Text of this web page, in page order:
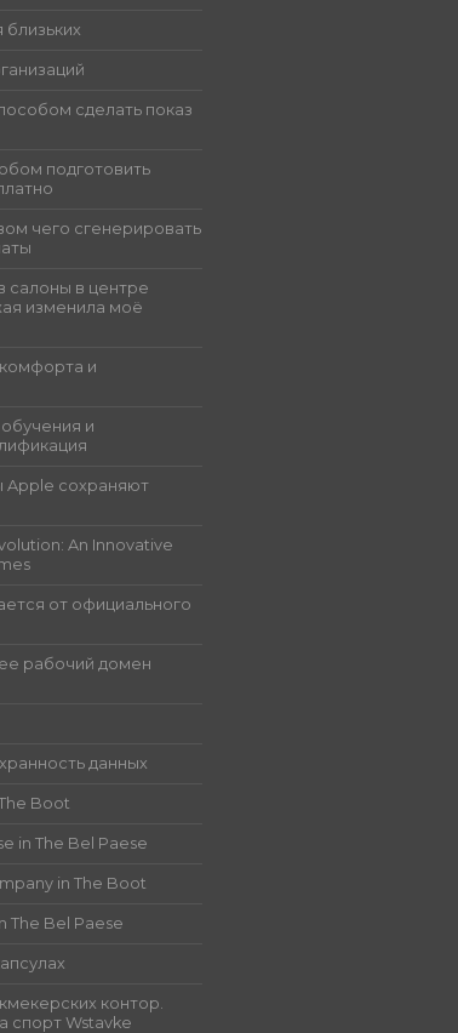
близьких
сделать показ
подготовить
чего сгенерировать
салоны в центре
изменила моё
и
и
Apple сохраняют
An Innovative
от официального
рабочий домен
данных
Boot
in The Bel Paese
in The Boot
The Bel Paese
контор.
спорт Wstavke